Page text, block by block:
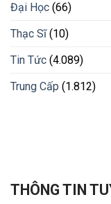
Đại Học (66)
Thạc Sĩ(10)
Tin Tức (4.089)
Trung Cấp (1.812)
THÔNG TIN